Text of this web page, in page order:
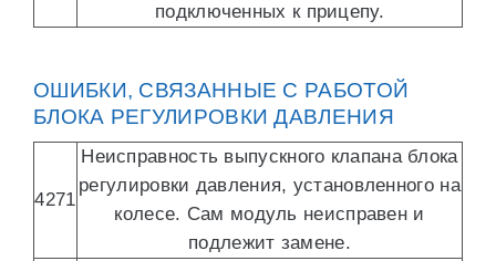
подключенных к прицепу.
ОШИБКИ, СВЯЗАННЫЕ С РАБОТОЙ
БЛОКА РЕГУЛИРОВКИ ДАВЛЕНИЯ
4271
Неисправность выпускного клапана блока
регулировки давления, установленного на
колесе. Сам модуль неисправен и
подлежит замене.